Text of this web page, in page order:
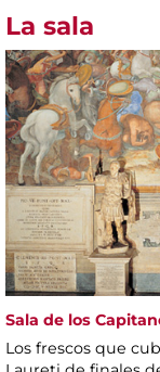
La sala
Sala de los
Los frescos que